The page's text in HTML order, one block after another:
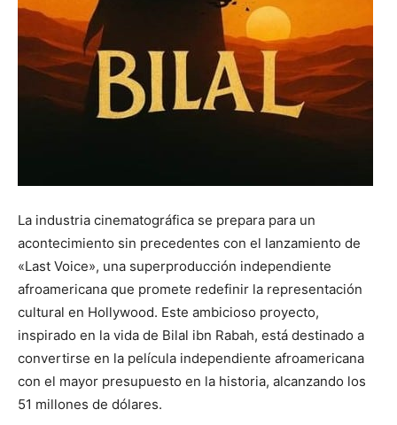
La industria cinematográfica se prepara para un
acontecimiento sin precedentes con el lanzamiento de
«Last Voice», una superproducción independiente
afroamericana que promete redefinir la representación
cultural en Hollywood. Este ambicioso proyecto,
inspirado en la vida de Bilal ibn Rabah, está destinado a
convertirse en la película independiente afroamericana
con el mayor presupuesto en la historia, alcanzando los
51 millones de dólares.